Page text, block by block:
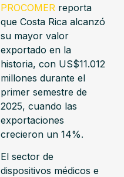
PROCOMER reporta
que Costa Rica alcanzó
su mayor valor
exportado en la
historia, con US$11.012
millones durante el
primer semestre de
2025, cuando las
exportaciones
crecieron un 14%.
El sector de
dispositivos médicos e